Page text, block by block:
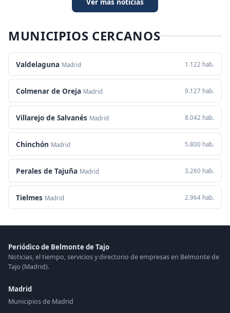
MUNICIPIOS CERCANOS
Valdelaguna Madrid 1.122 hab.
Colmenar de Oreja Madrid 9.127 hab.
Villarejo de Salvanés Madrid 8.042 hab.
Chinchón Madrid 5.800 hab.
Perales de Tajuña Madrid 3.260 hab.
Tielmes Madrid 2.964 hab.
Periódico de Belmonte de Tajo
Noticias, el tiempo, servicios y directorio de empresas en Belmonte de
Tajo (Madrid).
Madrid
Municipios de Madrid